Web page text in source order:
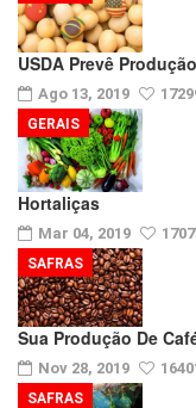
USDA Prevê
Ago 13, 2019
Hortaliças
Mar 04, 2019
GERAIS
Sua Produção De
Nov 28, 2019
SAFRAS
SAFRAS